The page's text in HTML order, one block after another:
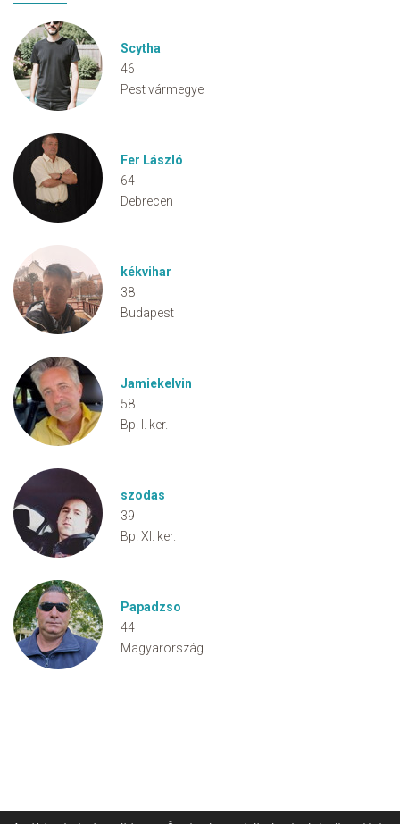
Scytha
46
Pest vármegye
Fer László
64
Debrecen
kékvihar
38
Budapest
Jamiekelvin
58
Bp. I. ker.
szodas
39
Bp. XI. ker.
Papadzso
44
Magyarország